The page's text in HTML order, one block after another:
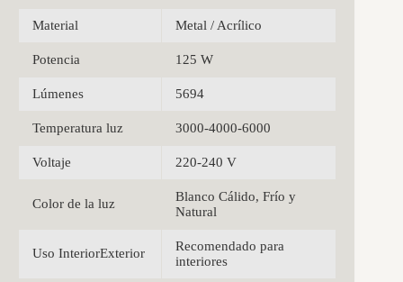
Material Metal / Acrílico
Potencia 125 W
Lúmenes 5694
Temperatura luz 3000-4000-6000
Voltaje 220-240 V
Color de la luz
Blanco Cálido, Frío y
Natural
Uso InteriorExterior
Recomendado para
interiores